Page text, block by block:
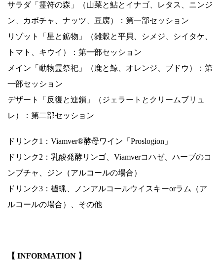
サラダ「霊符の森」（山菜と鮎とイナゴ、レタス、ニンジ
ン、カボチャ、ナッツ、豆腐）：第一部セッション
リゾット「星と鉱物」（雑穀と平貝、シメジ、シイタケ、
トマト、キウイ）：第一部セッション
メイン「動物霊祭祀」（鹿と鯨、オレンジ、ブドウ）：第
一部セッション
デザート「反復と連鎖」（ジェラートとクリームブリュ
レ）：第二部セッション
ドリンク1：Viamver®酵母ワイン「Proslogion」
ドリンク2：乳酸発酵リンゴ、Viamverコハゼ、ハーブのコ
ンブチャ、ジン（アルコールの場合）
ドリンク3：櫨蝋、ノンアルコールウイスキーorラム（ア
ルコールの場合）、その他
【 INFORMATION 】